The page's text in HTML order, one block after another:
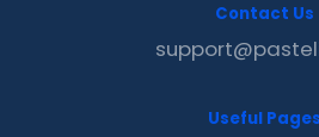
Contact Us
Useful Pages